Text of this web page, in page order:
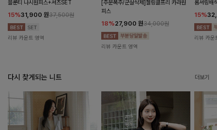
블룬티 나시원피스+셔츠SET
15%31,900 원37,500원
리뷰 카운트 영역
[주문폭주/군살삭제]젤링클프리 카라원
피스
18%27,900 원34,000원
리뷰 카운트 영역
롬셔링배
15%
리뷰 카운
다시 찾게되는 니트 더보기